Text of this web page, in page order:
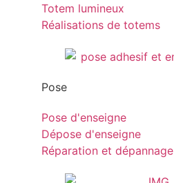
Totem lumineux
Réalisations de totems
Pose
Pose d'enseigne
Dépose d'enseigne
Réparation et dépannage